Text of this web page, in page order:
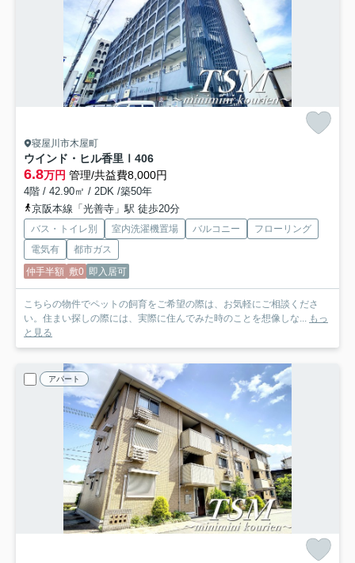
寝屋川市木屋町
ウインド・ヒル香里Ⅰ 406
6.8万円 管理/共益費8,000円
4階 / 42.90㎡ / 2DK /築50年
京阪本線「光善寺」駅 徒歩20分
バス・トイレ別 室内洗濯機置場 バルコニー
フローリング
電気有
都市ガス
仲手半額 敷0 即入居可
こちらの物件でペットの飼育をご希望の際は、お気軽にご相談くださ
い。住まい探しの際には、実際に住んでみた時のことを想像しな... もっ
と見る
アパート